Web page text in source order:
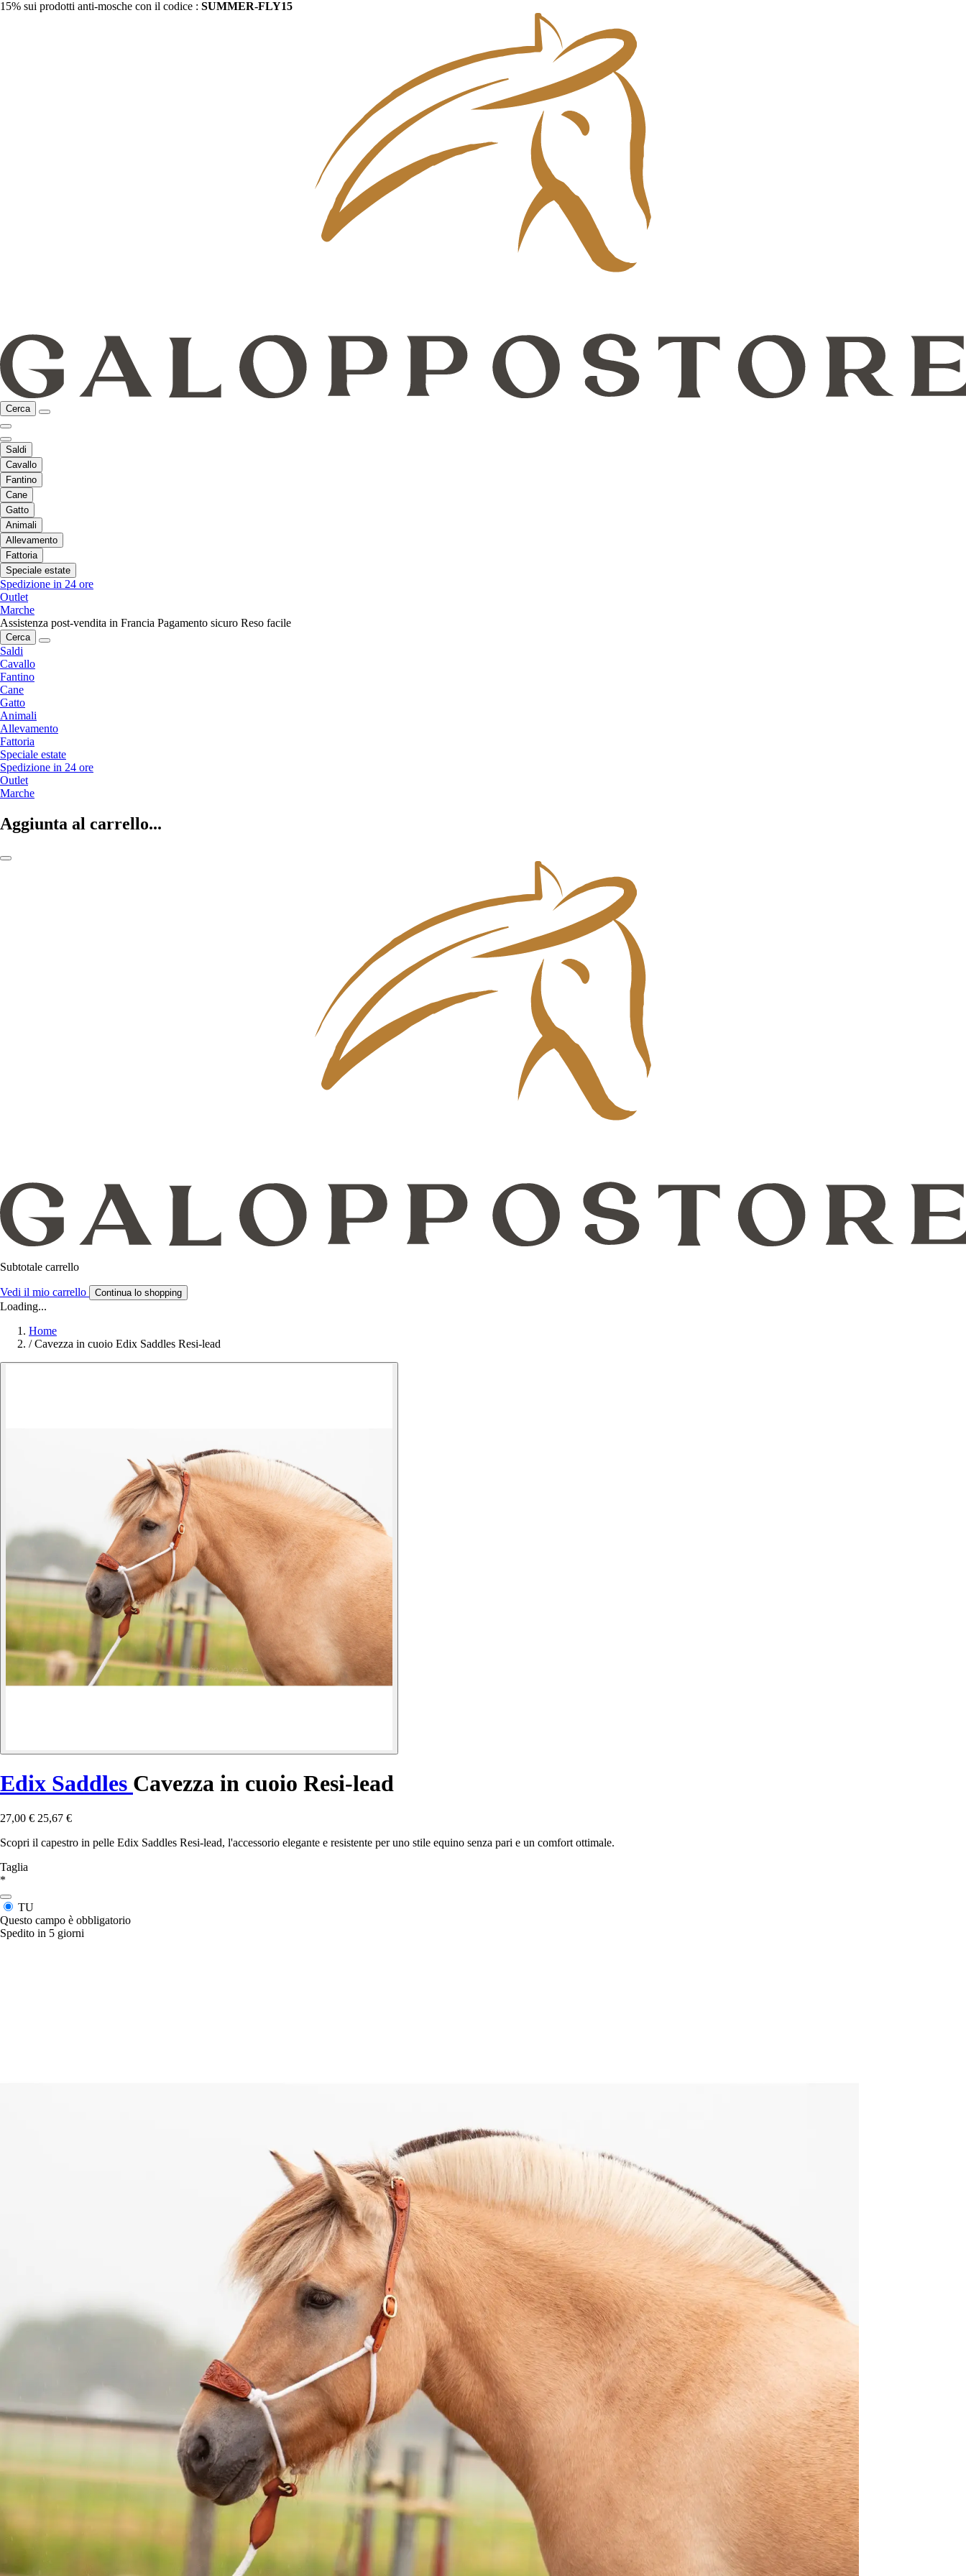
15% sui prodotti anti-mosche con il codice : SUMMER-FLY15
Cerca
Saldi
Cavallo
Fantino
Cane
Gatto
Animali
Allevamento
Fattoria
Speciale estate
Spedizione in 24 ore
Outlet
Marche
Assistenza post-vendita in Francia Pagamento sicuro Reso facile
Cerca
Saldi
Cavallo
Fantino
Cane
Gatto
Animali
Allevamento
Fattoria
Speciale estate
Spedizione in 24 ore
Outlet
Marche
Aggiunta al carrello...
Subtotale carrello
Vedi il mio carrello Continua lo shopping
Loading...
Home
/ Cavezza in cuoio Edix Saddles Resi-lead
Edix Saddles Cavezza in cuoio Resi-lead
27,00 € 25,67 €
Scopri il capestro in pelle Edix Saddles Resi-lead, l'accessorio elegante e resistente per uno stile equino senza pari e un comfort ottimale.
Taglia
*
TU
Questo campo è obbligatorio
Spedito in 5 giorni